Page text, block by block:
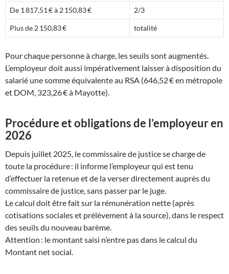
De 1 817,51 € à 2 150,83 € 2/3
Plus de 2 150,83 € totalité
Pour chaque personne à charge, les seuils sont augmentés.
L’employeur doit aussi impérativement laisser à disposition du
salarié une somme équivalente au RSA (646,52 € en métropole
et DOM, 323,26 € à Mayotte).
Procédure et obligations de l’employeur en
2026
Depuis juillet 2025, le commissaire de justice se charge de
toute la procédure : il informe l’employeur qui est tenu
d’effectuer la retenue et de la verser directement auprès du
commissaire de justice, sans passer par le juge.
Le calcul doit être fait sur la rémunération nette (après
cotisations sociales et prélèvement à la source), dans le respect
des seuils du nouveau barème.
Attention : le montant saisi n’entre pas dans le calcul du
Montant net social.